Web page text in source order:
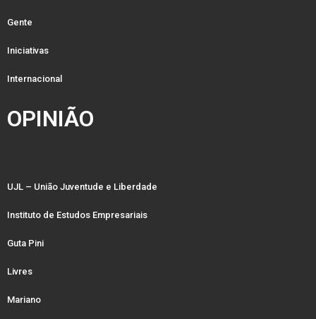
Gente
Iniciativas
Internacional
OPINIÃO
UJL – União Juventude e Liberdade
Instituto de Estudos Empresariais
Guta Pini
Livres
Mariano